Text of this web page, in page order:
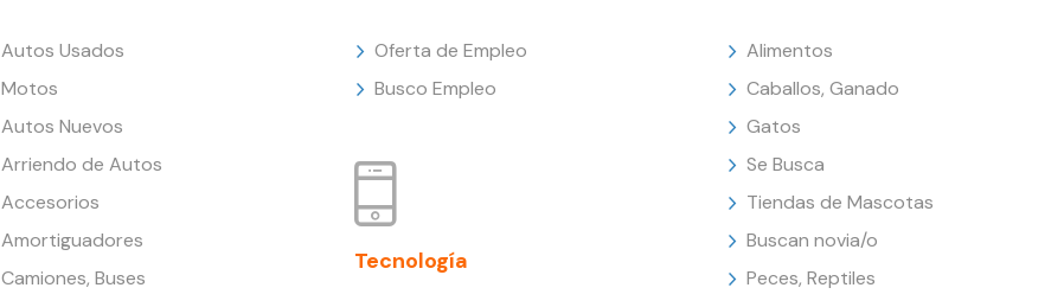
Autos Usados
Motos
Autos Nuevos
Arriendo de Autos
Accesorios
Amortiguadores
Camiones, Buses
Oferta de Empleo
Busco Empleo
Tecnología
Alimentos
Caballos, Ganado
Gatos
Se Busca
Tiendas de Mascotas
Buscan novia/o
Peces, Reptiles